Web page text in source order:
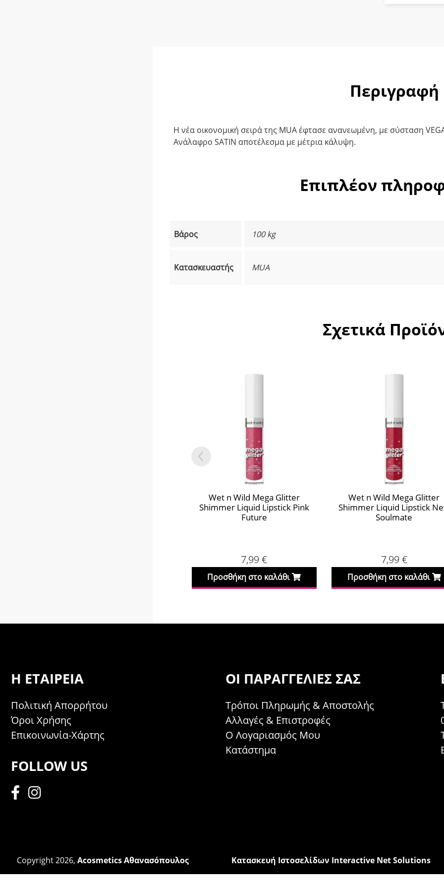
Περιγραφή
Η νέα οικονομική σειρά της MUA έφτασε ανανεωμένη, με σύσταση
Ανάλαφρο SATIN αποτέλεσμα με μέτρια κάλυψη.
Επιπλέον
Βάρος 100 kg
Κατασκευαστής MUA
Σχετικά
Wet n Wild Mega Glitter
Shimmer Liquid Lipstick Pink
Future
7,99€
Προσθήκη στο καλάθι
Wet n Wild Mega Glitter
Shimmer Liquid Lipstick
Soulmate
7,99 €
Προσθήκη στο καλάθι
Η ΕΤΑΙΡΕΊΑ
Πολιτική Απορρήτου
Όροι Χρήσης
Επικοινωνία-Χάρτης
FOLLOW US
ΟΙ ΠΑΡΑΓΓΕΛΊΕΣ ΣΑΣ
Τρόποι Πληρωμής & Αποστολής
Αλλαγές & Επιστροφές
Ο Λογαριασμός Μου
Κατάστημα
Copyright 2026, Acosmetics Αθανασόπουλος Κατασκευή Ιστοσελίδων Interactive Net Solutions